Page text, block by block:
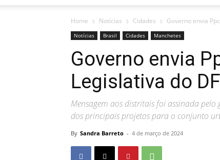
Home Notícias Cidades Governo envia
Notícias Brasil Cidades Manchetes
Governo envia
Legislativa do DF
Mensagem aos distritais foi assinada pelo
dos principais projetos para o conjunto
By Sandra Barreto - 4 de março de 2024